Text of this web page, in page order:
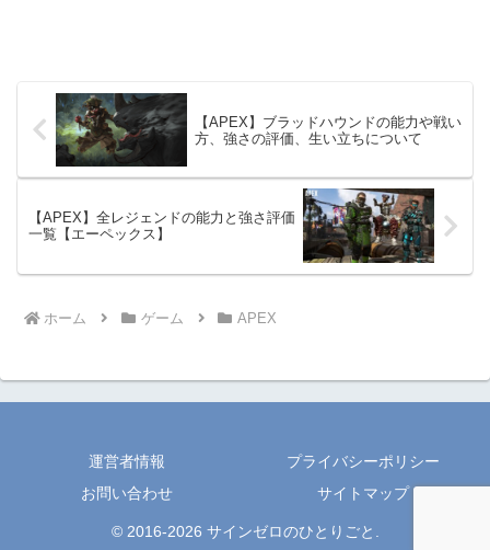
【APEX】ブラッドハウンドの能力や戦い
方、強さの評価、生い立ちについて
【APEX】全レジェンドの能力と強さ評価
一覧【エーペックス】
ホーム ゲーム APEX
運営者情報
プライバシーポリシー
お問い合わせ
サイトマップ
© 2016-2026 サインゼロのひとりごと.